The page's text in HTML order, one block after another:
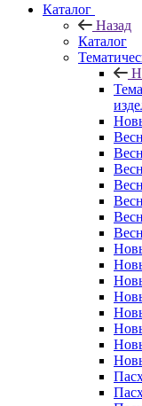
Каталог
Назад
Каталог